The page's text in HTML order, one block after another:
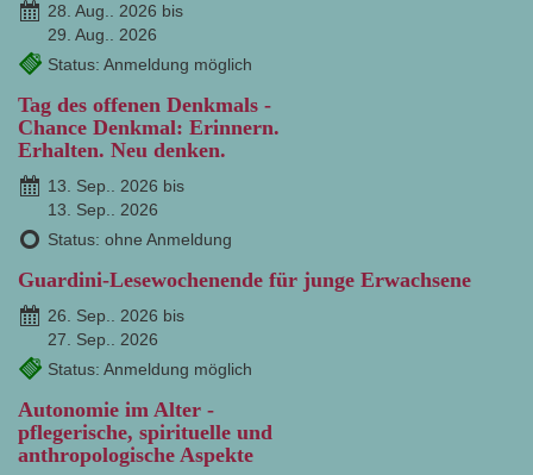
28. Aug.. 2026 bis
29. Aug.. 2026
Status: Anmeldung möglich
Tag des offenen Denkmals -
Chance Denkmal: Erinnern.
Erhalten. Neu denken.
13. Sep.. 2026 bis
13. Sep.. 2026
Status: ohne Anmeldung
Guardini-Lesewochenende für junge Erwachsene
26. Sep.. 2026 bis
27. Sep.. 2026
Status: Anmeldung möglich
Autonomie im Alter -
pflegerische, spirituelle und
anthropologische Aspekte